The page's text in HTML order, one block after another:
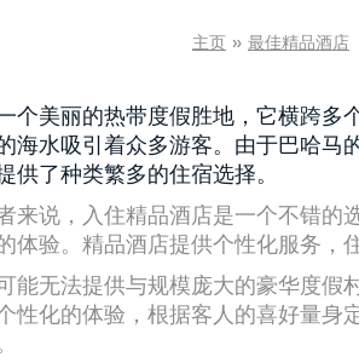
主页 » 最佳精品酒店
个美丽的热带度假胜地，它横跨多
海水吸引着众多游客。由于巴哈马
供了种类繁多的住宿选择。
来说，入住精品酒店是一个不错的
体验。精品酒店提供个性化服务，
能无法提供与规模庞大的豪华度假
性化的体验，根据客人的喜好量身